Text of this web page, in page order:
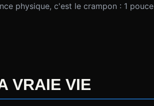
physique, c'est le crampon : 1 pouce
VRAIE VIE